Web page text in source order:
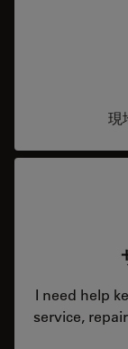
現
I need help
service,